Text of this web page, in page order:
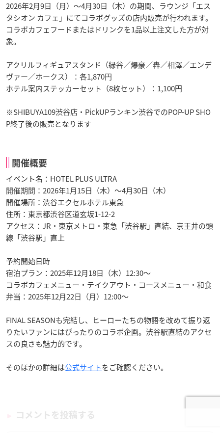
2026年2月9日（月）〜4月30日（木）の期間、ラウンジ「エス
タシオン カフェ」にてコラボグッズの店内販売が行われます。
コラボカフェフードまたはドリンクを1品以上注文した方が対
象。
アクリルフィギュアスタンド（緑谷／爆豪／轟／相澤／エンデ
ヴァー／ホークス）：各1,870円
ホテル案内ステッカーセット（8枚セット）：1,100円
※SHIBUYA109渋谷店・PickUPランキン渋谷でのPOP-UP SHO
P終了後の販売となります
開催概要
イベント名：HOTEL PLUS ULTRA
開催期間：2026年1月15日（木）〜4月30日（木）
開催場所：渋谷エクセルホテル東急
住所：東京都渋谷区道玄坂1-12-2
アクセス：JR・東京メトロ・東急「渋谷駅」直結、京王井の頭
線「渋谷駅」直上
予約開始日時
宿泊プラン：2025年12月18日（木）12:30〜
コラボカフェメニュー・テイクアウト・コースメニュー・和食
弁当：2025年12月22日（月）12:00〜
FINAL SEASONも完結し、ヒーローたちの物語を改めて振り返
りたいファンにはぴったりのコラボ企画。渋谷駅直結のアクセ
スの良さも魅力的です。
そのほかの詳細は公式サイトをご確認ください。
コメントを投稿する